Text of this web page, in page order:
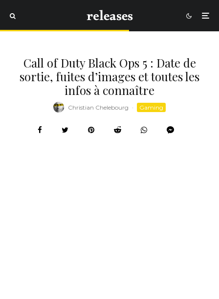
Call of Duty Black Ops 5 : Date de
sortie, fuites d’images et toutes les
infos à connaître
Christian Chelebourg · Gaming